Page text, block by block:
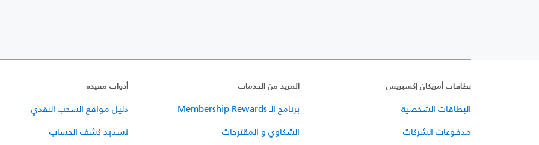
بطاقات أمريكان إكسبريس
البطاقات الشخصية
مدفوعات الشركات
المزيد من الخدمات
برنامج الـ Membership Rewards
الشكاوي و المقترحات
أدوات مفيدة
دليل مواقع السحب النقدي
تسديد كشف الحساب